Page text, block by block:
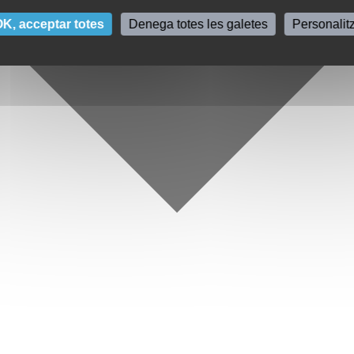
acceptar totes Denega totes les galetes